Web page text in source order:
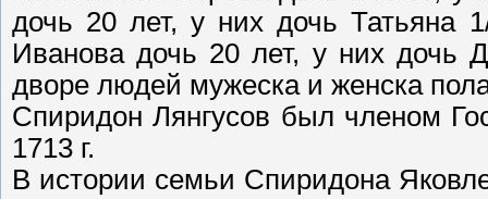
дочь 20 лет, у них дочь Татьяна
Иванова дочь 20 лет, у них дочь
дворе людей мужеска и женска
Спиридон Лянгусов был членом
1713 г.
В истории семьи Спиридона